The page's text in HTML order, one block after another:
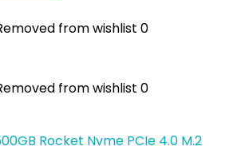
from wishlist 0
from wishlist 0